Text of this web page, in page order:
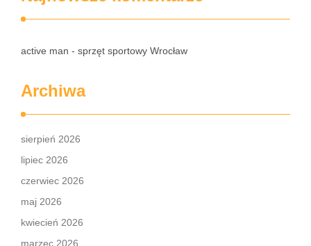
active man - sprzęt sportowy Wrocław
Archiwa
sierpień 2026
lipiec 2026
czerwiec 2026
maj 2026
kwiecień 2026
marzec 2026